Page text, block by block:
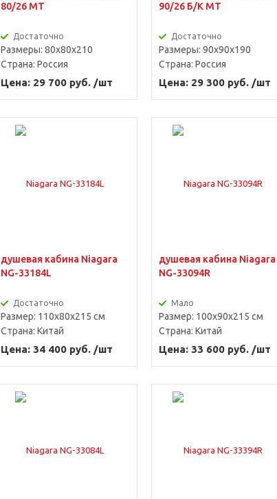
80/26 MT
Достаточно
Размеры: 80x80x210
Страна: Россия
Цена: 29 700 руб. /шт
90/26 Б/К MT
Достаточно
Размеры: 90x90x190
Страна: Россия
Цена: 29 300 руб. /шт
душевая кабина Niagara
NG-33184L
Достаточно
Размер: 110х80х215 см
Страна: Китай
Цена: 34 400 руб. /шт
душевая кабина Niagara
NG-33094R
Мало
Размер: 100х90х215 см
Страна: Китай
Цена: 33 600 руб. /шт